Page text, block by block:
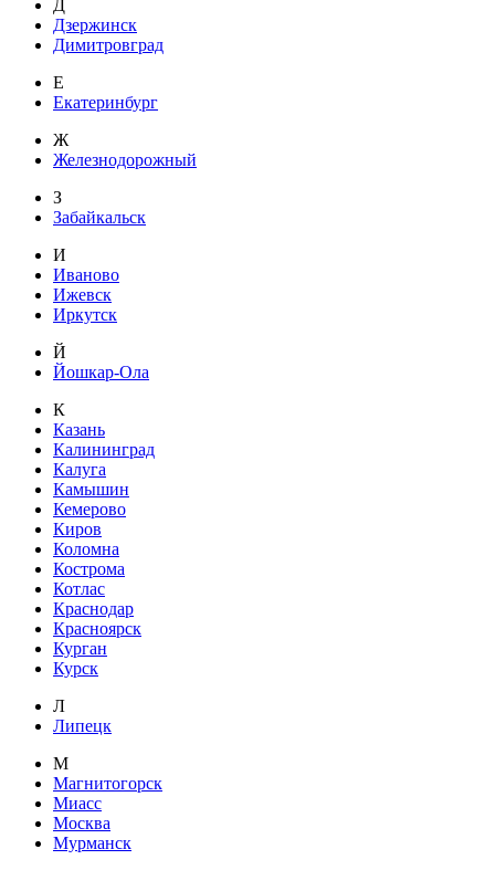
Д
Дзержинск
Димитровград
Е
Екатеринбург
Ж
Железнодорожный
З
Забайкальск
И
Иваново
Ижевск
Иркутск
Й
Йошкар-Ола
К
Казань
Калининград
Калуга
Камышин
Кемерово
Киров
Коломна
Кострома
Котлас
Краснодар
Красноярск
Курган
Курск
Л
Липецк
М
Магнитогорск
Миасс
Москва
Мурманск